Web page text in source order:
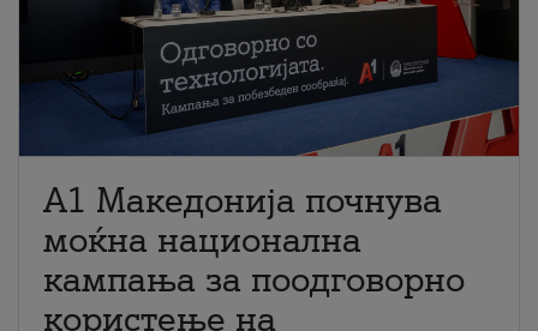
A1 Македонија почнува
моќна национална
кампања за поодговорно
користење на